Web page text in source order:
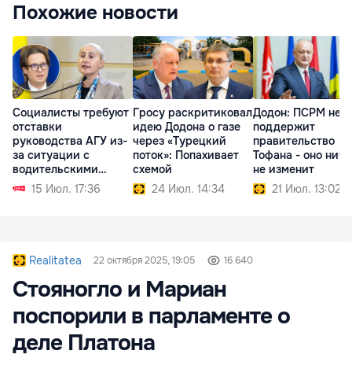
Похожие новости
Социалисты требуют
отставки
руководства АГУ из-
за ситуации с
водительскими
правами
15 Июл. 17:36
Гросу раскритиковал
идею Додона о газе
через «Турецкий
поток»: Попахивает
схемой
24 Июл. 14:34
Додон: ПСРМ не
поддержит
правительство
Тофана - оно
не изменит
21 Июл. 13:02
Realitatea 22 октября 2025, 19:05 16 640
Стояногло и Мариан
поспорили в парламенте о
деле Платона